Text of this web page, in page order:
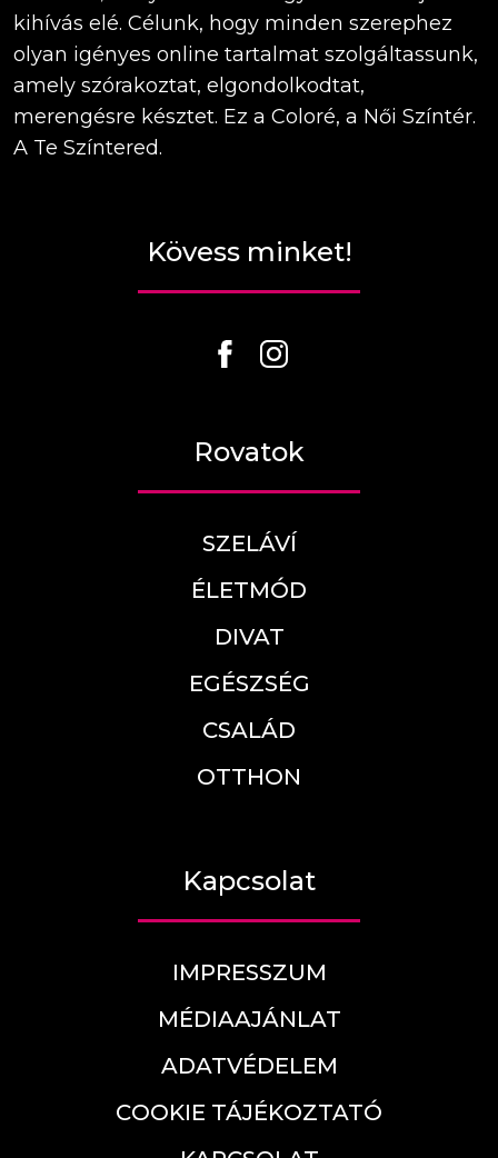
kihívás elé. Célunk, hogy minden szerephez
olyan igényes online tartalmat szolgáltassunk,
amely szórakoztat, elgondolkodtat,
merengésre késztet. Ez a Coloré, a Női Színtér.
A Te Színtered.
Kövess minket!
Rovatok
SZELÁVÍ
ÉLETMÓD
DIVAT
EGÉSZSÉG
CSALÁD
OTTHON
Kapcsolat
IMPRESSZUM
MÉDIAAJÁNLAT
ADATVÉDELEM
COOKIE TÁJÉKOZTATÓ